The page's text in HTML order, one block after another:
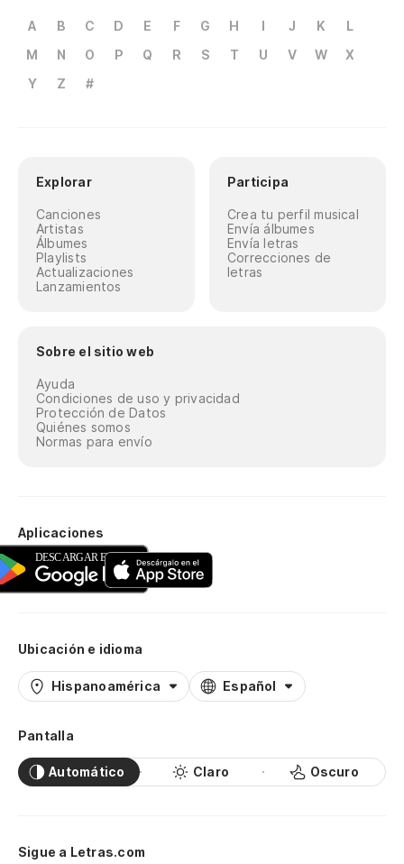
A B C D E F G H I J K
L
M
N O P Q R S T U V W
X
Y
Z #
Explorar
Canciones
Artistas
Álbumes
Playlists
Actualizaciones
Lanzamientos
Participa
Crea tu perfil musical
Envía álbumes
Envía letras
Correcciones de
letras
Sobre el sitio web
Ayuda
Condiciones de uso y privacidad
Protección de Datos
Quiénes somos
Normas para envío
Aplicaciones
Ubicación e idioma
Hispanoamérica Español
Pantalla
Automático Claro Oscuro
Sigue a Letras.com